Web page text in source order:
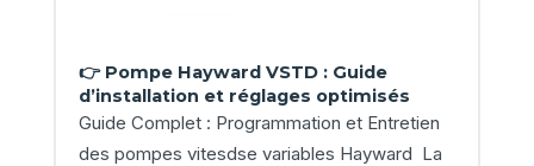
👉 Pompe Hayward VSTD : Guide
d’installation et réglages optimisés
Guide Complet : Programmation et Entretien
des pompes vitesdse variables Hayward La